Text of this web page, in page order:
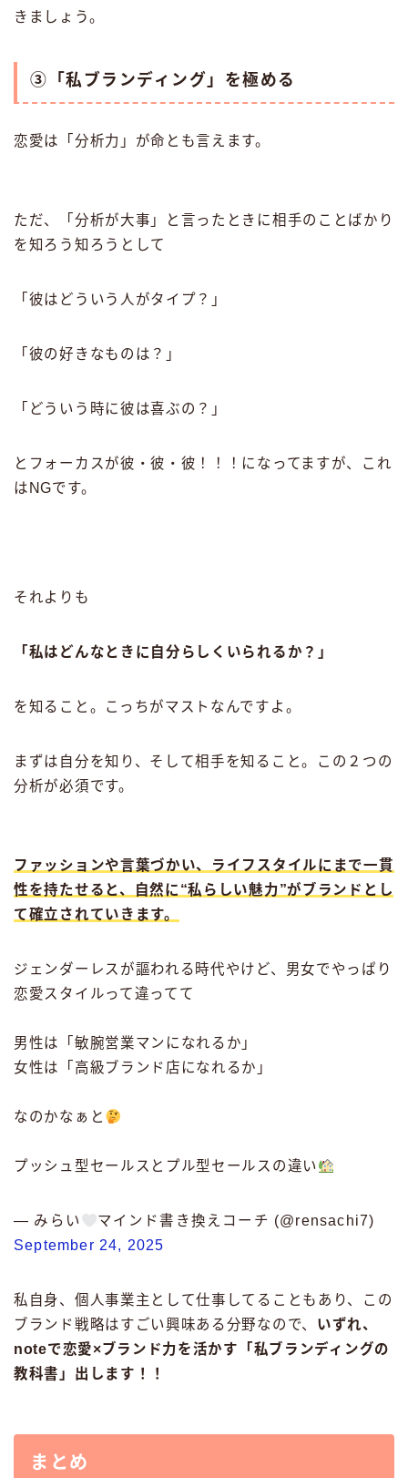
きましょう。
③「私ブランディング」を極める
恋愛は「分析力」が命とも言えます。
ただ、「分析が大事」と言ったときに相手のことばかり
を知ろう知ろうとして
「彼はどういう人がタイプ？」
「彼の好きなものは？」
「どういう時に彼は喜ぶの？」
とフォーカスが彼・彼・彼！！！になってますが、これ
はNGです。
それよりも
「私はどんなときに自分らしくいられるか？」
を知ること。こっちがマストなんですよ。
まずは自分を知り、そして相手を知ること。この２つの
分析が必須です。
ファッションや言葉づかい、ライフスタイルにまで一貫
性を持たせると、自然に“私らしい魅力”がブランドとし
て確立されていきます。
ジェンダーレスが謳われる時代やけど、男女でやっぱり
恋愛スタイルって違ってて
男性は「敏腕営業マンになれるか」
女性は「高級ブランド店になれるか」
なのかなぁと
プッシュ型セールスとプル型セールスの違い
— みらい
マインド書き換えコーチ (@rensachi7)
September 24, 2025
私自身、個人事業主として仕事してることもあり、この
ブランド戦略はすごい興味ある分野なので、 いずれ、
noteで恋愛×ブランド力を活かす「私ブランディングの
教科書」出します！！
まとめ